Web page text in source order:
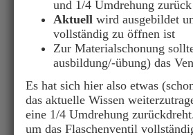
und 1/4 Umdrehung
Aktuell wird ausgebildet
vollständig zu öffnen ist
Zur Materialschonung
ausbildung/-übung) das
Es hat sich hier also etwas
das aktuelle Wissen
eine 1/4 Umdrehung
um das Flaschenventil